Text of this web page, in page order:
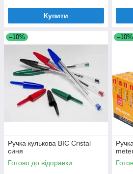
Купити
–10%
Ручка кулькова BIC Cristal
синя
Готово до відправки
–10%